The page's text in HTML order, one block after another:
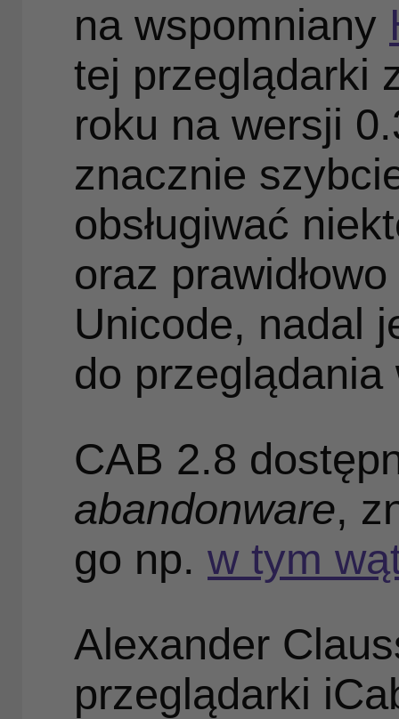
na wspomniany
tej przeglądarki
roku na wersji
znacznie
obsługiwać
oraz
Unicode, nadal
do przeglądania
CAB 2.8
abandonware,
go np. w tym
Alexander
przeglądarki